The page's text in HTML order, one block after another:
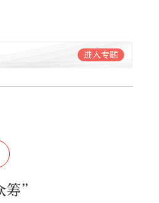
进入专题
筹”